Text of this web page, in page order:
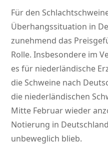
Für den
Überhangssituation in
zunehmend das
Rolle. Insbesondere im
es für niederländische
die Schweine nach
die niederländischen
Mitte Februar wieder
Notierung in
unbeweglich blieb.